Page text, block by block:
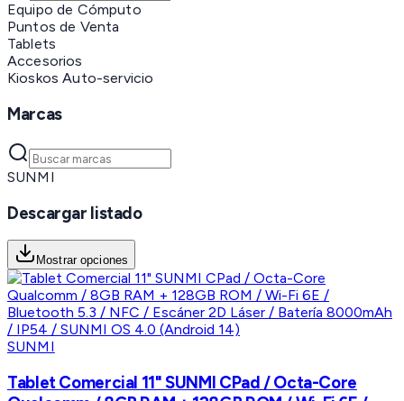
Equipo de Cómputo
Puntos de Venta
Tablets
Accesorios
Kioskos Auto-servicio
Marcas
SUNMI
Descargar listado
Mostrar opciones
SUNMI
Tablet Comercial 11" SUNMI CPad / Octa-Core